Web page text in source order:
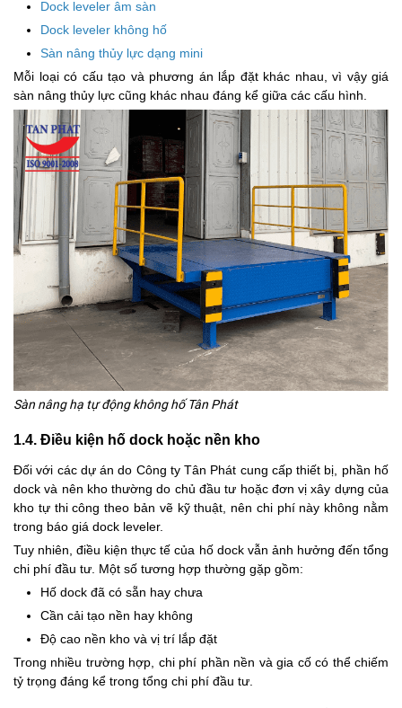
Dock leveler âm sàn
Dock leveler không hố
Sàn nâng thủy lực dạng mini
Mỗi loại có cấu tạo và phương án lắp đặt khác nhau, vì vậy giá
sàn nâng thủy lực cũng khác nhau đáng kể giữa các cấu hình.
Sàn nâng hạ tự động không hố Tân Phát
1.4. Điều kiện hố dock hoặc nền kho
Đối với các dự án do Công ty Tân Phát cung cấp thiết bị, phần hố
dock và nên kho thường do chủ đầu tư hoặc đơn vị xây dựng của
kho tự thi công theo bản vẽ kỹ thuật, nên chi phí này không nằm
trong báo giá dock leveler.
Tuy nhiên, điều kiện thực tế của hố dock vẫn ảnh hưởng đến tổng
chi phí đầu tư. Một số tương hợp thường gặp gồm:
Hố dock đã có sẵn hay chưa
Cần cải tạo nền hay không
Độ cao nền kho và vị trí lắp đặt
Trong nhiều trường hợp, chi phí phần nền và gia cố có thể chiếm
tỷ trọng đáng kể trong tổng chi phí đầu tư.